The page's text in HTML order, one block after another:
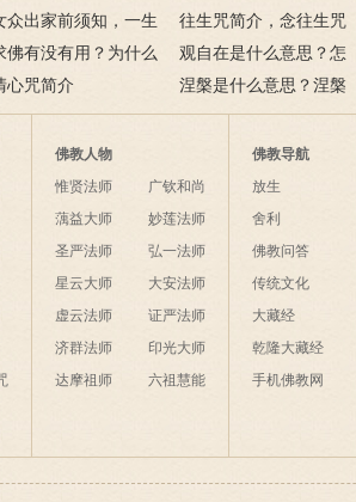
二条诀窍
众出家前须知，一生
有一次出家机会
往生咒简介，念往生咒
要注意什么？
佛有没有用？为什么
佛菩萨可以保佑人？
观自在是什么意思？怎
么理解？
心咒简介
涅槃是什么意思？涅槃
的四种分类分别指什
佛教人物
惟贤法师
蕅益大师
圣严法师
星云大师
虚云法师
济群法师
达摩祖师
广钦和尚
妙莲法师
弘一法师
大安法师
证严法师
印光大师
六祖慧能
佛教导航
放生
舍利
佛教问答
传统文化
大藏经
乾隆大藏经
手机佛教网